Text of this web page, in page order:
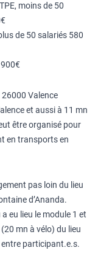
moins de 50
de 50 salariés 580
Valence
et aussi à 11 mn
être organisé pour
en transports en
pas loin du lieu
d’Ananda.
eu lieu le module 1 et
mn à vélo) du lieu
participant.e.s.